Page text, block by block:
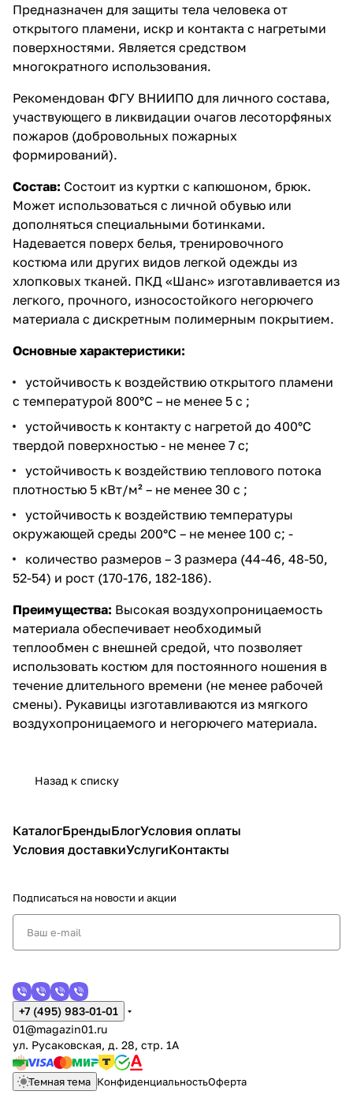
Предназначен для защиты тела человека от
открытого пламени, искр и контакта с нагретыми
поверхностями. Является средством
многократного использования.
Рекомендован ФГУ ВНИИПО для личного состава,
участвующего в ликвидации очагов лесоторфяных
пожаров (добровольных пожарных
формирований).
Состав: Состоит из куртки с капюшоном, брюк.
Может использоваться с личной обувью или
дополняться специальными ботинками.
Надевается поверх белья, тренировочного
костюма или других видов легкой одежды из
хлопковых тканей. ПКД «Шанс» изготавливается из
легкого, прочного, износостойкого негорючего
материала с дискретным полимерным покрытием.
Основные характеристики:
устойчивость к воздействию открытого пламени
с температурой 800°С – не менее 5 с ;
устойчивость к контакту с нагретой до 400°С
твердой поверхностью - не менее 7 с;
устойчивость к воздействию теплового потока
плотностью 5 кВт/м² – не менее 30 с ;
устойчивость к воздействию температуры
окружающей среды 200°С – не менее 100 с; -
количество размеров – 3 размера (44-46, 48-50,
52-54) и рост (170-176, 182-186).
Преимущества: Высокая воздухопроницаемость
материала обеспечивает необходимый
теплообмен с внешней средой, что позволяет
использовать костюм для постоянного ношения в
течение длительного времени (не менее рабочей
смены). Рукавицы изготавливаются из мягкого
воздухопроницаемого и негорючего материала.
Назад к списку
КаталогБрендыБлогУсловия оплаты
Условия доставкиУслугиКонтакты
Подписаться на новости и акции
+7 (495) 983-01-01
01@magazin01.ru
ул. Русаковская, д. 28, стр. 1А
Темная тема КонфиденциальностьОферта